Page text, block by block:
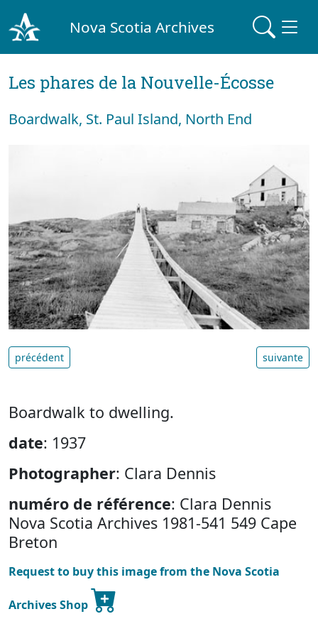
Nova Scotia Archives
Les phares de la Nouvelle-Écosse
Boardwalk, St. Paul Island, North End
précédent suivante
Boardwalk to dwelling.
date: 1937
Photographer: Clara Dennis
numéro de référence: Clara Dennis
Nova Scotia Archives 1981-541 549 Cape
Breton
Request to buy this image from the Nova Scotia
Archives Shop